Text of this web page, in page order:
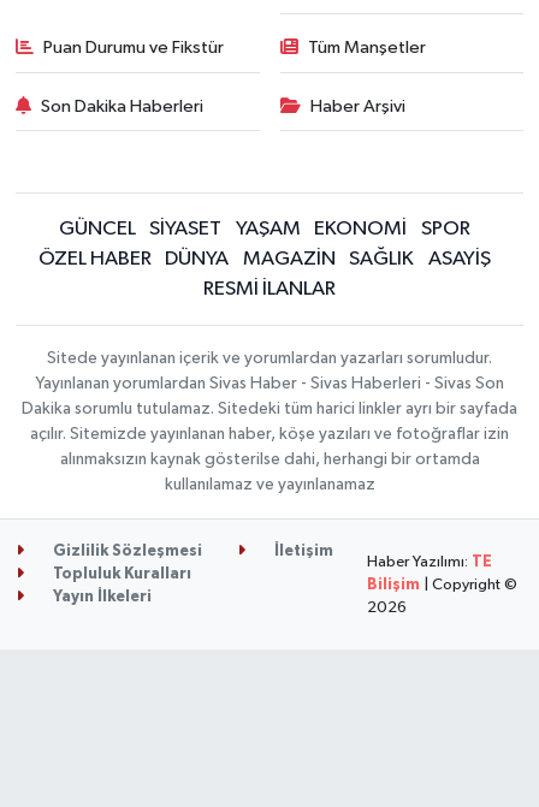
Puan Durumu ve Fikstür Tüm Manşetler
Son Dakika Haberleri Haber Arşivi
GÜNCEL SİYASET YAŞAM EKONOMİ
SPOR
ÖZEL HABER
DÜNYA MAGAZİN SAĞLIK
ASAYİŞ
RESMİ İLANLAR
Sitede yayınlanan içerik ve yorumlardan yazarları sorumludur.
Yayınlanan yorumlardan Sivas Haber - Sivas Haberleri - Sivas Son
Dakika sorumlu tutulamaz. Sitedeki tüm harici linkler ayrı bir sayfada
açılır. Sitemizde yayınlanan haber, köşe yazıları ve fotoğraflar izin
alınmaksızın kaynak gösterilse dahi, herhangi bir ortamda
kullanılamaz ve yayınlanamaz
Gizlilik Sözleşmesi
İletişim
Topluluk Kuralları
Yayın İlkeleri
Haber Yazılımı: TE
Bilişim | Copyright ©
2026